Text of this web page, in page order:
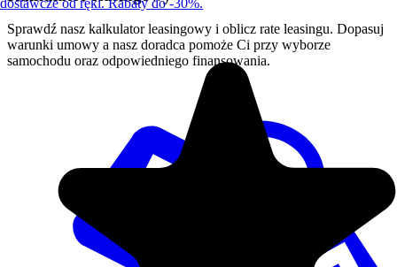
Sprawdź nasz kalkulator leasingowy i oblicz rate leasingu. Dopasuj
warunki umowy a nasz doradca pomoże Ci przy wyborze
samochodu oraz odpowiedniego finansowania.
dostawcze od ręki. Rabaty do -30%.